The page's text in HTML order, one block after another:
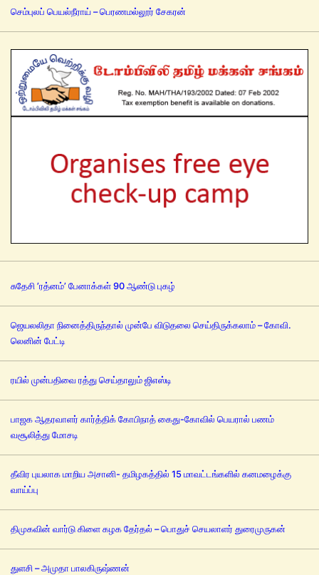
செம்புலப் பெயல்நீராய் – பெரணமல்லூர் சேகரன்
சுதேசி ’ரத்னம்’ பேனாக்கள் 90 ஆண்டு புகழ்
ஜெயலலிதா நினைத்திருந்தால் முன்பே விடுதலை செய்திருக்கலாம் – கோவி.
லெனின் பேட்டி
ரயில் முன்பதிவை ரத்து செய்தாலும் ஜிஎஸ்டி
பாஜக ஆதரவாளர் கார்த்திக் கோபிநாத் கைது-கோவில் பெயரால் பணம்
வசூலித்து மோசடி
தீவிர புயலாக மாறிய அசானி- தமிழகத்தில் 15 மாவட்டங்களில் கனமழைக்கு
வாய்ப்பு
திமுகவின் வார்டு கிளை கழக தேர்தல் – பொதுச் செயலாளர் துரைமுருகன்
துளசி – அமுதா பாலகிருஷ்ணன்